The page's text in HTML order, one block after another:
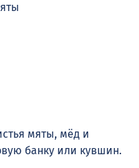
мяты, мёд и
банку или кувшин.